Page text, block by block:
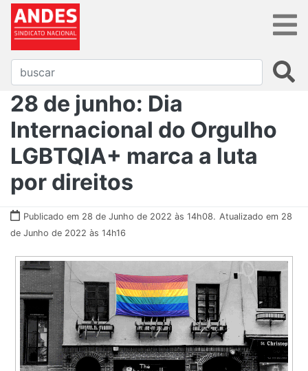
28 de junho: Dia
Internacional do Orgulho
LGBTQIA+ marca a luta
por direitos
Publicado em 28 de Junho de 2022 às 14h08. Atualizado em 28
de Junho de 2022 às 14h16